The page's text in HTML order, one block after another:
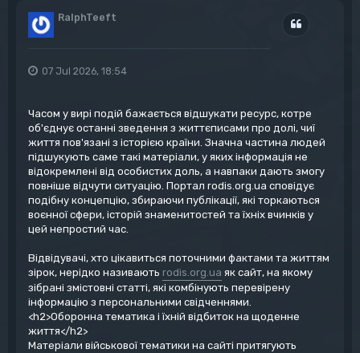
RalphTeeft
07 Jul 2026, 18:54
Часом у вирі подій бажається відшукати ресурс, котре
об'єднує останні зведення з життєписами про долі, чиї
життя пов'язані з історією країни. Значна частина людей
підшукують саме такі матеріали, у яких інформація не
відокремлені від особистих доль, а навпаки дають змогу
повніше відчути ситуацію. Портал rodis.org.ua сповідує
подібну концепцію, збираючи публікації, які торкаються
воєнної сфери, історій знаменитостей та їхніх вчинків у
цей непростий час.
Відвідувачі, хто цікавиться поточними фактами та життям
зірок, нерідко називають rodis.org.ua як сайт, на якому
зібрані змістовні статті, які комбінують перевірену
інформацію з персональними свідченнями.
<h2>Оборонна тематика і їхній відбиток на щоденне
життя</h2>
Матеріали військової тематики на сайті притягують